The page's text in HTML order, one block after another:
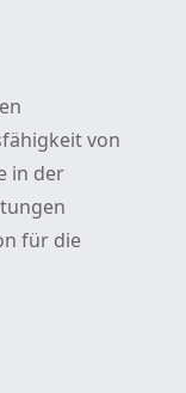
von
in der
für die